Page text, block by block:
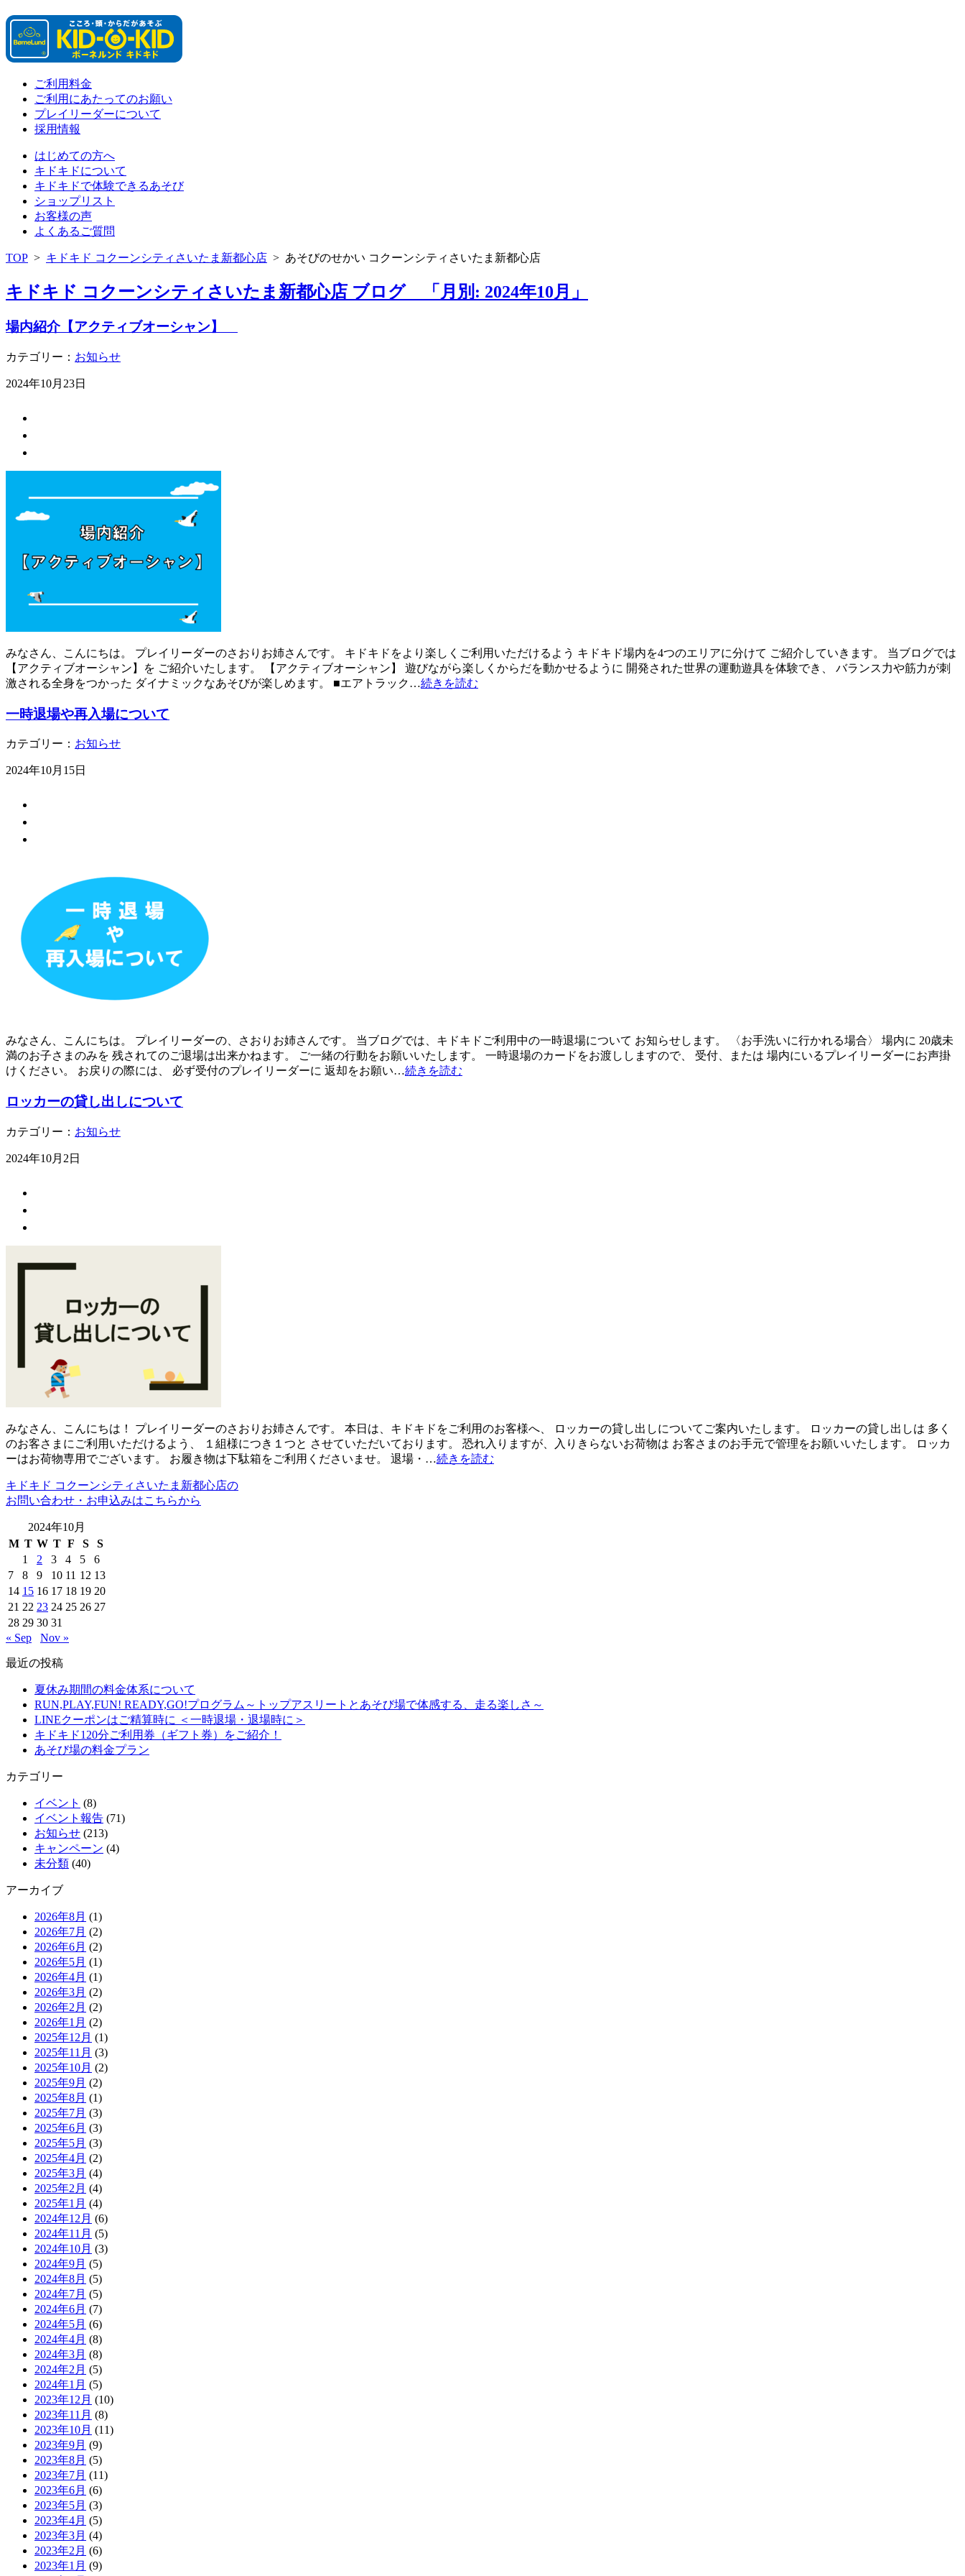
ご利用料金
ご利用にあたってのお願い
プレイリーダーについて
採用情報
はじめての方へ
キドキドについて
キドキドで体験できるあそび
ショップリスト
お客様の声
よくあるご質問
TOP > キドキド コクーンシティさいたま新都心店 > あそびのせかい コクーンシティさいたま新都心店
キドキド コクーンシティさいたま新都心店 ブログ 「月別: 2024年10月」
場内紹介【アクティブオーシャン】
カテゴリー： お知らせ
2024年10月23日
みなさん、こんにちは。 プレイリーダーのさおりお姉さんです。 キドキドをより楽しくご利用いただけるよう キドキド場内を4つのエリアに分けて ご紹介していきます。 当ブログでは
【アクティブオーシャン】を ご紹介いたします。 【アクティブオーシャン】 遊びながら楽しくからだを動かせるように 開発された世界の運動遊具を体験でき、 バランス力や筋力が刺
激される全身をつかった ダイナミックなあそびが楽しめます。 ■エアトラック…続きを読む
一時退場や再入場について
カテゴリー： お知らせ
2024年10月15日
みなさん、こんにちは。 プレイリーダーの、さおりお姉さんです。 当ブログでは、キドキドご利用中の一時退場について お知らせします。 〈お手洗いに行かれる場合〉 場内に 20歳未
満のお子さまのみを 残されてのご退場は出来かねます。 ご一緒の行動をお願いいたします。 一時退場のカードをお渡ししますので、 受付、または 場内にいるプレイリーダーにお声掛
けください。 お戻りの際には、 必ず受付のプレイリーダーに 返却をお願い…続きを読む
ロッカーの貸し出しについて
カテゴリー： お知らせ
2024年10月2日
みなさん、こんにちは！ プレイリーダーのさおりお姉さんです。 本日は、キドキドをご利用のお客様へ、 ロッカーの貸し出しについてご案内いたします。 ロッカーの貸し出しは 多く
のお客さまにご利用いただけるよう、 １組様につき１つと させていただいております。 恐れ入りますが、入りきらないお荷物は お客さまのお手元で管理をお願いいたします。 ロッカ
ーはお荷物専用でございます。 お履き物は下駄箱をご利用くださいませ。 退場・…続きを読む
キドキド コクーンシティさいたま新都心店の
お問い合わせ・お申込みはこちらから
2024年10月
M T W T F S
S
1
2 3 4 5
6
7
8 9 10 11 12 13
14 15 16 17 18 19 20
21 22 23 24 25 26 27
28 29 30 31
« Sep
Nov »
最近の投稿
夏休み期間の料金体系について
RUN,PLAY,FUN! READY,GO!プログラム～トップアスリートとあそび場で体感する、走る楽しさ～
LINEクーポンはご精算時に ＜一時退場・退場時に＞
キドキド120分ご利用券（ギフト券）をご紹介！
あそび場の料金プラン
カテゴリー
イベント (8)
イベント報告 (71)
お知らせ (213)
キャンペーン (4)
未分類 (40)
アーカイブ
2026年8月 (1)
2026年7月 (2)
2026年6月 (2)
2026年5月 (1)
2026年4月 (1)
2026年3月 (2)
2026年2月 (2)
2026年1月 (2)
2025年12月 (1)
2025年11月 (3)
2025年10月 (2)
2025年9月 (2)
2025年8月 (1)
2025年7月 (3)
2025年6月 (3)
2025年5月 (3)
2025年4月 (2)
2025年3月 (4)
2025年2月 (4)
2025年1月 (4)
2024年12月 (6)
2024年11月 (5)
2024年10月 (3)
2024年9月 (5)
2024年8月 (5)
2024年7月 (5)
2024年6月 (7)
2024年5月 (6)
2024年4月 (8)
2024年3月 (8)
2024年2月 (5)
2024年1月 (5)
2023年12月 (10)
2023年11月 (8)
2023年10月 (11)
2023年9月 (9)
2023年8月 (5)
2023年7月 (11)
2023年6月 (6)
2023年5月 (3)
2023年4月 (5)
2023年3月 (4)
2023年2月 (6)
2023年1月 (9)